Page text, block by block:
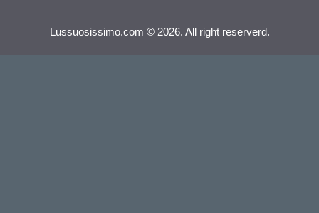
Lussuosissimo.com © 2026. All right reserverd.